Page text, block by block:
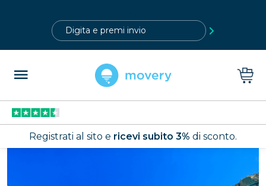
Registrati al sito e ricevi subito 3% di sconto.